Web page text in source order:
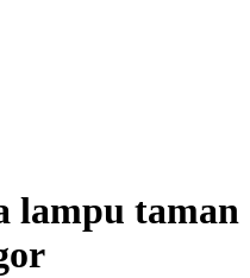
lampu taman